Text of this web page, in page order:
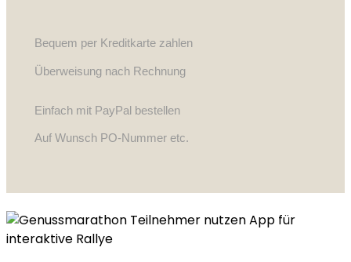
Bequem per Kreditkarte zahlen
Überweisung nach Rechnung
Einfach mit PayPal bestellen
Auf Wunsch PO-Nummer etc.